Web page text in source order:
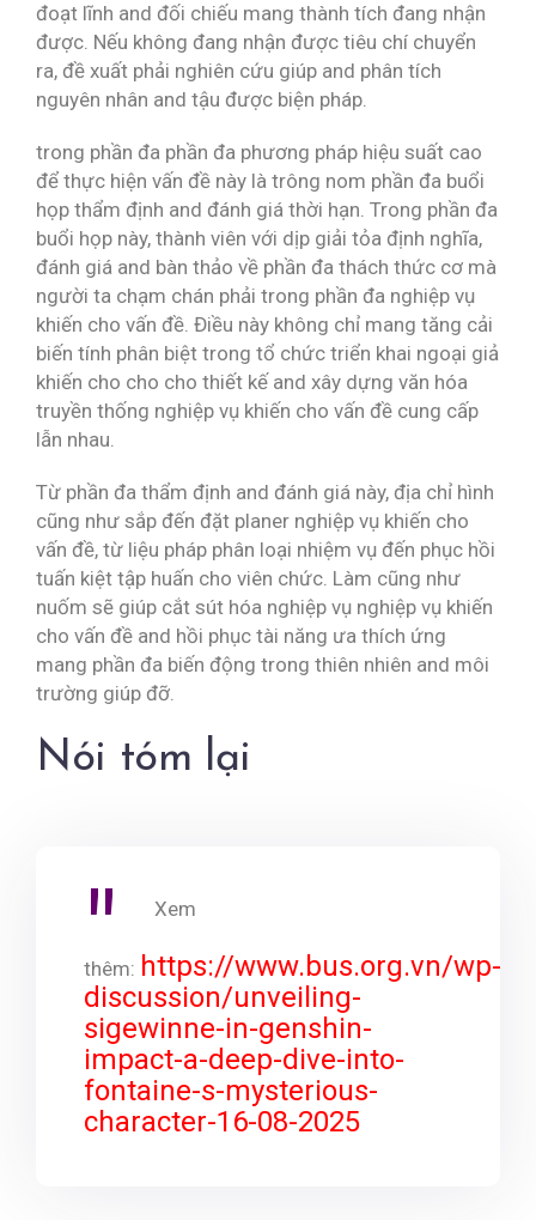
đoạt lĩnh and đối chiếu mang thành tích đang nhận
được. Nếu không đang nhận được tiêu chí chuyển
ra, đề xuất phải nghiên cứu giúp and phân tích
nguyên nhân and tậu được biện pháp.
trong phần đa phần đa phương pháp hiệu suất cao
để thực hiện vấn đề này là trông nom phần đa buổi
họp thẩm định and đánh giá thời hạn. Trong phần đa
buổi họp này, thành viên với dịp giải tỏa định nghĩa,
đánh giá and bàn thảo về phần đa thách thức cơ mà
người ta chạm chán phải trong phần đa nghiệp vụ
khiến cho vấn đề. Điều này không chỉ mang tăng cải
biến tính phân biệt trong tổ chức triển khai ngoại giả
khiến cho cho cho thiết kế and xây dựng văn hóa
truyền thống nghiệp vụ khiến cho vấn đề cung cấp
lẫn nhau.
Từ phần đa thẩm định and đánh giá này, địa chỉ hình
cũng như sắp đến đặt planer nghiệp vụ khiến cho
vấn đề, từ liệu pháp phân loại nhiệm vụ đến phục hồi
tuấn kiệt tập huấn cho viên chức. Làm cũng như
nuốm sẽ giúp cắt sút hóa nghiệp vụ nghiệp vụ khiến
cho vấn đề and hồi phục tài năng ưa thích ứng
mang phần đa biến động trong thiên nhiên and môi
trường giúp đỡ.
Nói tóm lại
Xem
thêm: https://www.bus.org.vn/wp-
discussion/unveiling-
sigewinne-in-genshin-
impact-a-deep-dive-into-
fontaine-s-mysterious-
character-16-08-2025